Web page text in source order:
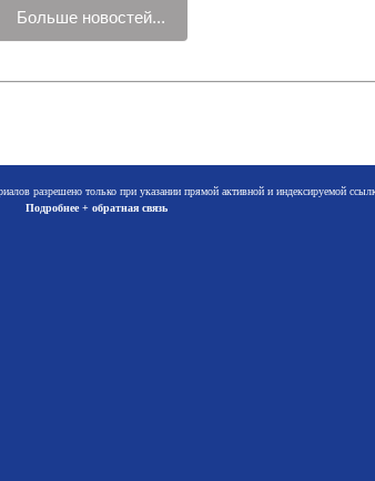
Больше новостей...
разрешено только при указании прямой активной и индексируемой
Подробнее + обратная связь